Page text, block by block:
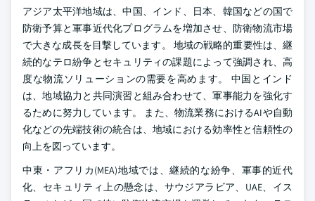
アジア太平洋地域は、中国、インド、日本、韓国などの国で
防衛予算と軍事近代化プログラムを増加させ、防衛物流市場
で大きな成長を目撃しています。 地域の戦略的重要性は、継
続的なテロ紛争とセキュリティの課題によって強調され、高
度な物流ソリューションの需要を高めます。 中国とインド
は、地域協力と共同演習と組み合わせて、軍事能力を強化す
るために努力しています。 また、物流業務におけるAIや自動
化などの先端技術の統合は、地域における効率性と信頼性の
向上を図っています。
中東・アフリカ(MEA)地域では、継続的な紛争、軍事的近代
化、セキュリティ上の懸念は、サウジアラビア、UAE、イス